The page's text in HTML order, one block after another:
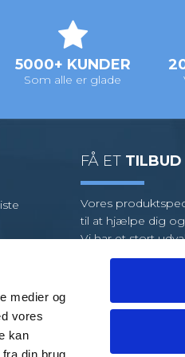
medier og
vores
kan
5000+ KUNDER
Som alle er glade
FÅ ET TILBUD
Vores
til at hjælpe dig og
Vi har et stort
kræver din
team af dygtige